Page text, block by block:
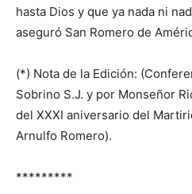
hasta Dios y que ya nada ni
aseguró San Romero de
(*) Nota de la Edición:
Sobrino S.J. y por Monseñor
del XXXI aniversario del
Arnulfo Romero).
*********